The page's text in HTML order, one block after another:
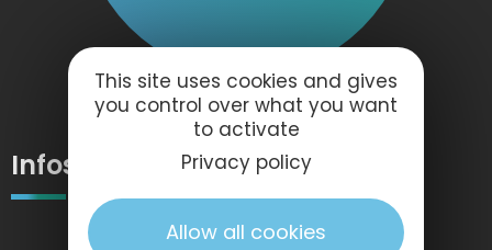
Infos pratiques
This site uses cookies and gives
you control over what you want
to activate
Privacy policy
Allow all cookies